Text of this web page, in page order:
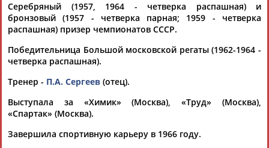
Серебряный (1957, 1964 - четверка распашная) и
бронзовый (1957 - четверка парная; 1959 - четверка
распашная) призер чемпионатов СССР.
Победительница Большой московской регаты (1962-1964 -
четверка распашная).
Тренер - П.А. Сергеев (отец).
Выступала за «Химик» (Москва), «Труд» (Москва),
«Спартак» (Москва).
Завершила спортивную карьеру в 1966 году.